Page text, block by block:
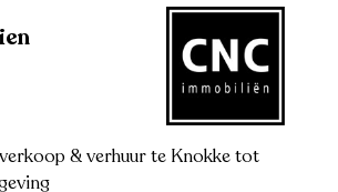
& verhuur te Knokke tot